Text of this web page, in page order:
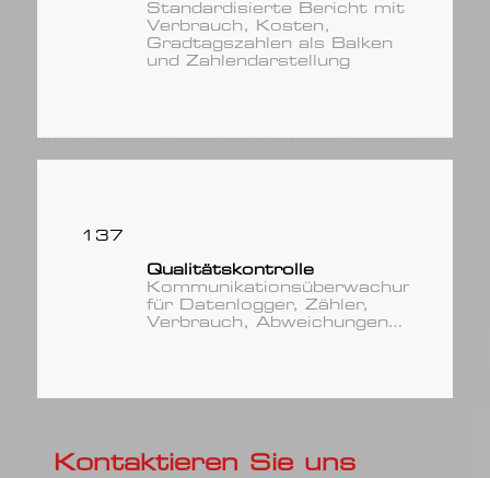
Standardisierte Bericht mit
Verbrauch, Kosten,
Gradtagszahlen als Balken
und Zahlendarstellung
137
Qualitätskontrolle
Kommunikationsüberwachung
für Datenlogger, Zähler,
Verbrauch, Abweichungen…
Kontaktieren Sie uns